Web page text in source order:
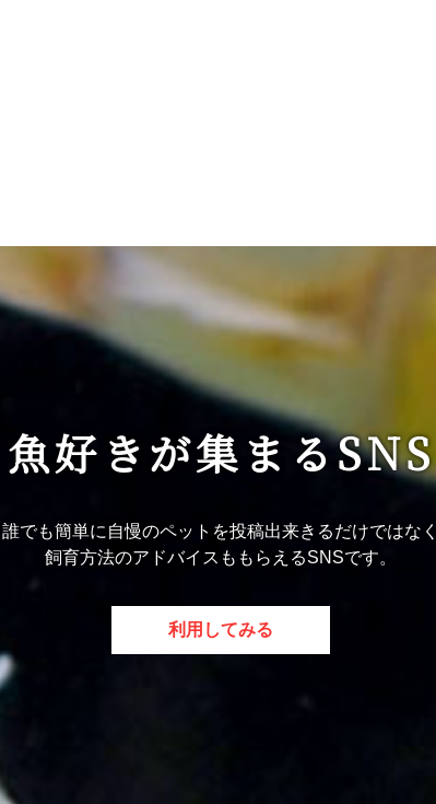
魚好きが集まるSNS
誰でも簡単に自慢のペットを投稿出来きるだけではなく
飼育方法のアドバイスももらえるSNSです。
利用してみる